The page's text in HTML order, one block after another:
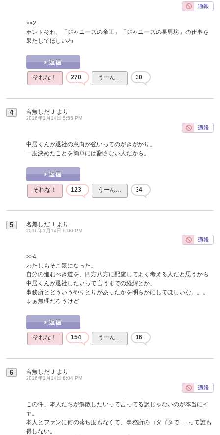
>>2
ホントそれ。「ジャニーズの帝王」「ジャニーズの長男坊」の仕事を
果たしてほしいわ
それな！ 270 うーん… 30
4 名無しだＪ より
2016年1月14日 5:55 PM
中居くんが退社の意向が強いってのがきがかり。
一度決めたことを簡単には翻さない人だから。
それな！ 123 うーん… 34
5 名無しだＪ より
2016年1月14日 6:00 PM
>>4
わたしもそこ気になった。
自分の進むべき道を、四方八方に配慮してよく考える人だと思うから
中居くんが退社したいって言うまでの経緯とか、
事務所とどういうやりとりがあったかを明らかにしてほしいな。。。
まぁ無理だろうけど
それな！ 154 うーん… 16
6 名無しだＪ より
2016年1月14日 6:04 PM
この件、本人たちが解散したいって言ってる訳じゃないのが本当にイ
ヤ。
本人とファンに何の落ち度もなくて、事務所のゴタゴタで･･･って誰も
得しない。